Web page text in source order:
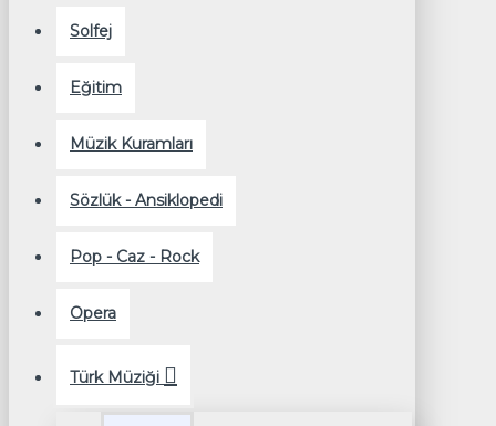
Solfej
Eğitim
Müzik Kuramları
Sözlük - Ansiklopedi
Pop - Caz - Rock
Opera
Türk Müziği